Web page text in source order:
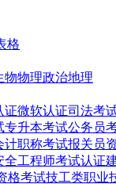
格
物物理政治地理
证微软认证司法考
专升本考试公务员
计职称考试报关员
全工程师考试认证
格考试技工类职业